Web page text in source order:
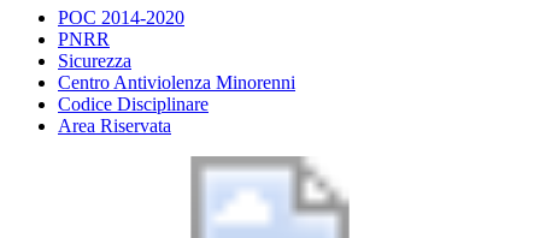
POC 2014-2020
PNRR
Sicurezza
Centro Antiviolenza Minorenni
Codice Disciplinare
Area Riservata